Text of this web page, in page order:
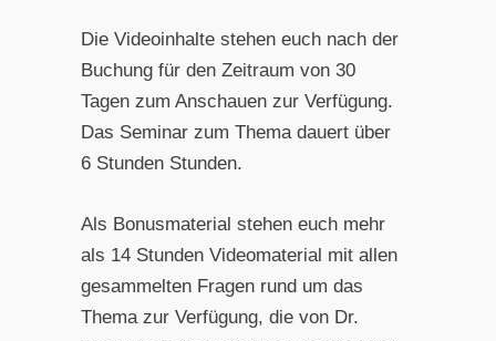
Die Videoinhalte stehen euch nach der
Buchung für den Zeitraum von 30
Tagen zum Anschauen zur Verfügung.
Das Seminar zum Thema dauert über
6 Stunden Stunden.
Als Bonusmaterial stehen euch mehr
als 14 Stunden Videomaterial mit allen
gesammelten Fragen rund um das
Thema zur Verfügung, die von Dr.